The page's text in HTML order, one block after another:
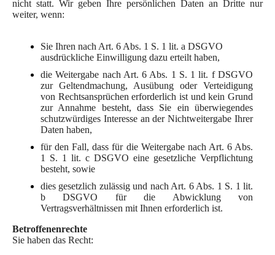
nicht statt. Wir geben Ihre persönlichen Daten an Dritte nur
weiter, wenn:
Sie Ihren nach Art. 6 Abs. 1 S. 1 lit. a DSGVO
ausdrückliche Einwilligung dazu erteilt haben,
die Weitergabe nach Art. 6 Abs. 1 S. 1 lit. f DSGVO
zur Geltendmachung, Ausübung oder Verteidigung
von Rechtsansprüchen erforderlich ist und kein Grund
zur Annahme besteht, dass Sie ein überwiegendes
schutzwürdiges Interesse an der Nichtweitergabe Ihrer
Daten haben,
für den Fall, dass für die Weitergabe nach Art. 6 Abs.
1 S. 1 lit. c DSGVO eine gesetzliche Verpflichtung
besteht, sowie
dies gesetzlich zulässig und nach Art. 6 Abs. 1 S. 1 lit.
b DSGVO für die Abwicklung von
Vertragsverhältnissen mit Ihnen erforderlich ist.
Betroffenenrechte
Sie haben das Recht: